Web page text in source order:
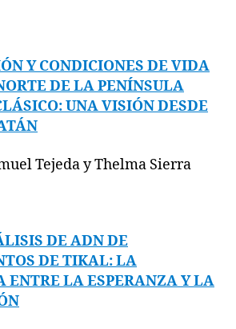
Y CONDICIONES DE VIDA
DE LA PENÍNSULA
UNA VISIÓN DESDE
Tejeda y Thelma Sierra
DE ADN DE
DE TIKAL: LA
ENTRE LA ESPERANZA Y LA